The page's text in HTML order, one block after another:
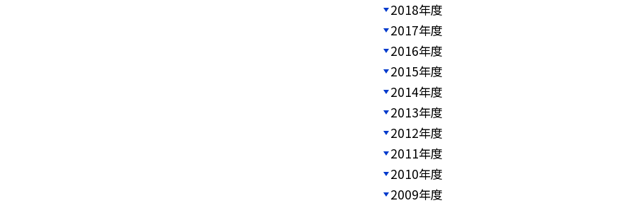
2018年度
2017年度
2016年度
2015年度
2014年度
2013年度
2012年度
2011年度
2010年度
2009年度